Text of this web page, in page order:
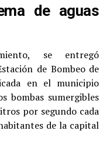
de aguas
se entregó
de Bombeo de
en el municipio
bombas sumergibles
por segundo cada
de la capital